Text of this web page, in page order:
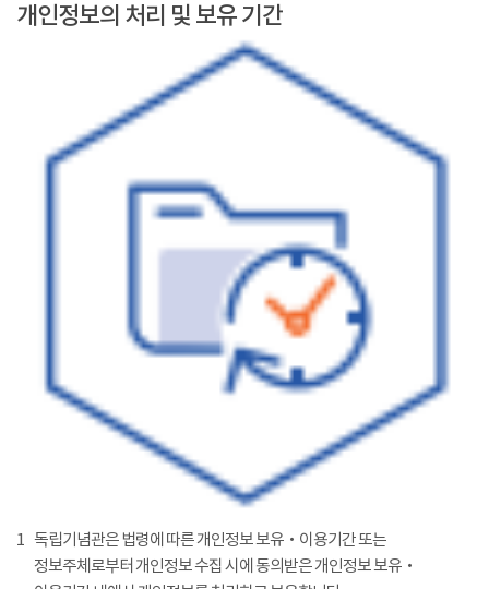
개인정보의 처리 및 보유 기간
1 독립기념관은 법령에 따른 개인정보 보유‧이용기간 또는
정보주체로부터 개인정보 수집 시에 동의받은 개인정보 보유‧